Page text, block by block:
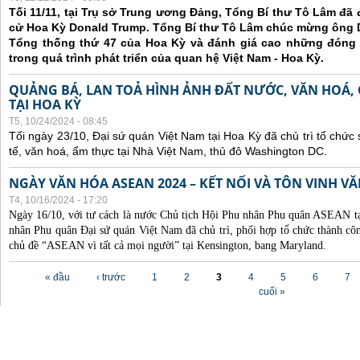
Tối 11/11, tại Trụ sở Trung ương Đảng, Tổng Bí thư Tô Lâm
cử Hoa Kỳ Donald Trump. Tổng Bí thư Tô Lâm chúc mừng ông
Tổng thống thứ 47 của Hoa Kỳ và đánh giá cao những
trong quá trình phát triển của quan hệ Việt Nam - Hoa Kỳ.
QUẢNG BÁ, LAN TOẢ HÌNH ẢNH ĐẤT NƯỚC, VĂN HOÁ,
TẠI HOA KỲ
T5, 10/24/2024 - 08:45
Tối ngày 23/10, Đại sứ quán Việt Nam tại Hoa Kỳ đã chủ trì tổ
tế, văn hoá, ẩm thực tại Nhà Việt Nam, thủ đô Washington DC.
NGÀY VĂN HÓA ASEAN 2024 – KẾT NỐI VÀ TÔN VINH
T4, 10/16/2024 - 17:20
Ngày 16/10, với tư cách là nước Chủ tịch Hội Phu nhân Phu quân ASEAN
nhân Phu quân Đại sứ quán Việt Nam đã chủ trì, phối hợp tổ chức thành
chủ đề “ASEAN vì tất cả mọi người” tại Kensington, bang Maryland.
« đầu ‹ trước 1 2 3 4 5 6
7
cuối »